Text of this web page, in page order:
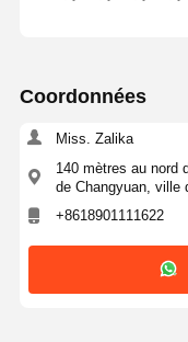
Coordonnées
Miss. Zalika
140 mètres au nord
de Changyuan, ville
+8618901111622